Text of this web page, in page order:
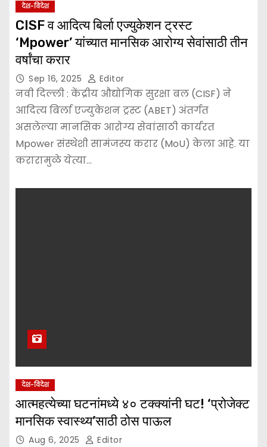
देश-विदेश
CISF व आदित्य बिर्ला एज्युकेशन ट्रस्ट
‘Mpower’ यांच्यात मानसिक आरोग्य सेवांसाठी तीन
वर्षांचा करार
Sep 16, 2025 Editor
नवी दिल्ली : केंद्रीय औद्योगिक सुरक्षा बल (CISF) ने
आदित्य बिर्ला एज्युकेशन ट्रस्ट (ABET) अंतर्गत
असलेल्या मानसिक आरोग्य सेवांसाठी कार्यरत
Mpower संस्थेशी सामंजस्य करार (MoU) केला आहे. या
करारामुळे येत्या…
देश-विदेश
आत्महत्येच्या घटनांमध्ये ४० टक्क्यांनी घट! ‘प्रोजेक्ट
मानसिक स्वास्थ्य’साठी ठोस पाऊल
Aug 6, 2025 Editor